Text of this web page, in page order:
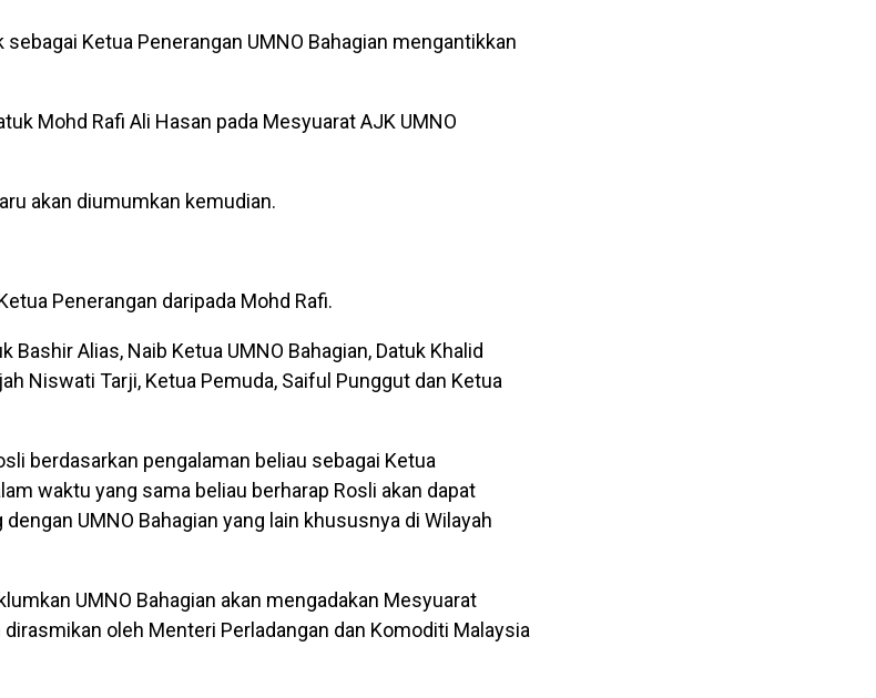
Ketua Penerangan UMNO Bahagian mengantikkan
Mohd Rafi Ali Hasan pada Mesyuarat AJK UMNO
akan diumumkan kemudian.
Penerangan daripada Mohd Rafi.
Alias, Naib Ketua UMNO Bahagian, Datuk Khalid
Niswati Tarji, Ketua Pemuda, Saiful Punggut dan Ketua
berdasarkan pengalaman beliau sebagai Ketua
waktu yang sama beliau berharap Rosli akan dapat
UMNO Bahagian yang lain khususnya di Wilayah
UMNO Bahagian akan mengadakan Mesyuarat
oleh Menteri Perladangan dan Komoditi Malaysia